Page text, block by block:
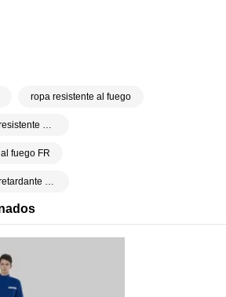
ropa resistente al fuego
ropa de trabajo resistente al fuego
fuego FR
ropa de trabajo retardante de llama